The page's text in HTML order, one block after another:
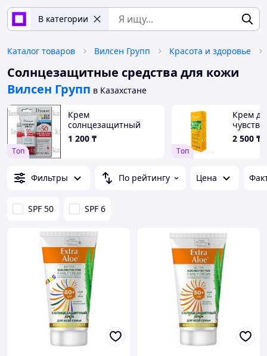
В категории
Каталог товаров Вилсен Групп Красота и здоровье
Солнцезащитные средства для кожи
Вилсен Групп в Казахстане
Tоп
Крем
солнцезащитный
Disaar SPF50 UVA/UVB
отбеливающий с
1 200 ₸
Tоп
Крем
Disaar
60 LSF/
2 500 ₸
Фильтры По рейтингу Цена
SPF 50 SPF 6